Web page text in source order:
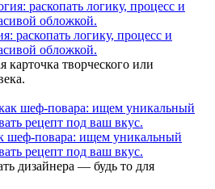
раскопать логику, процесс и
обложкой.
карточка творческого или
шеф-повара: ищем уникальный
рецепт под ваш вкус.
дизайнера — будь то для